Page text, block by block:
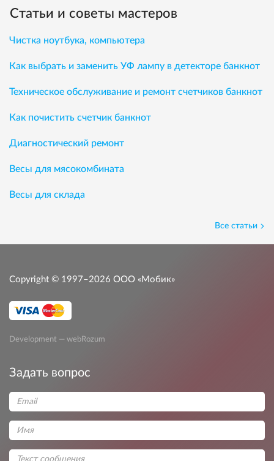
Статьи и советы мастеров
Чистка ноутбука, компьютера
Как выбрать и заменить УФ лампу в детекторе банкнот
Техническое обслуживание и ремонт счетчиков банкнот
Как почистить счетчик банкнот
Диагностический ремонт
Весы для мясокомбината
Весы для склада
Все статьи
Copyright © 1997–2026 ООО «Мобик»
Development — webRozum
Задать вопрос